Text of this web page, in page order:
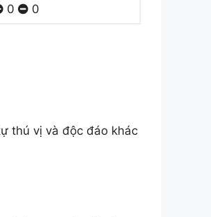
0
0
thú vị và độc đáo khác